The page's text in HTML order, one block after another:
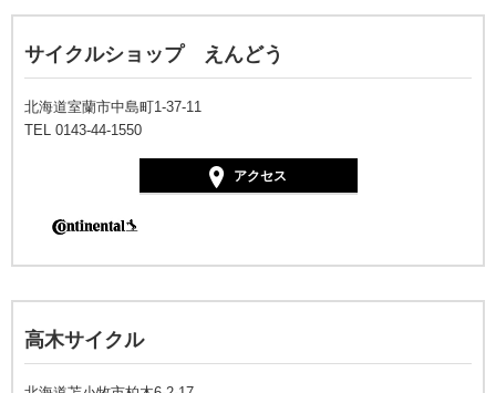
サイクルショップ えんどう
北海道室蘭市中島町1-37-11
TEL 0143-44-1550
アクセス
高木サイクル